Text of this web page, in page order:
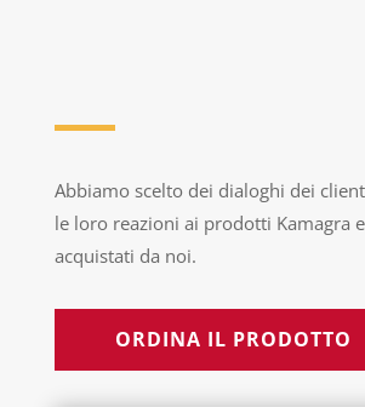
Abbiamo scelto dei dialoghi dei
le loro reazioni ai prodotti Kamagra
acquistati da noi.
ORDINA IL PRODOTTO